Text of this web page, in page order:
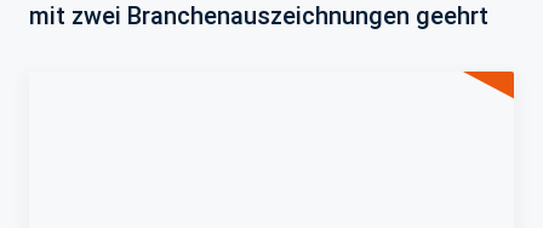
mit zwei Branchenauszeichnungen geehrt